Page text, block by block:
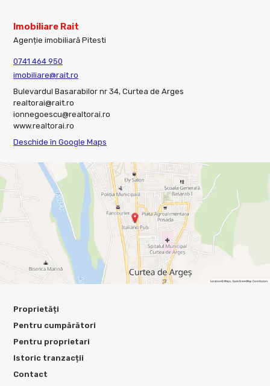
Imobiliare Rait
Agenție imobiliară Pitesti
0741 464 950
imobiliare@rait.ro
Bulevardul Basarabilor nr 34, Curtea de Arges
realtorai@rait.ro
ionnegoescu@realtorai.ro
www.realtorai.ro
Deschide în Google Maps
Proprietăți
Pentru cumpărători
Pentru proprietari
Istoric tranzacții
Contact